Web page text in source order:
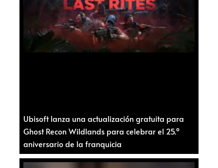
Ubisoft lanza una actualización gratuita para
Ghost Recon Wildlands para celebrar el 25.º
aniversario de la franquicia